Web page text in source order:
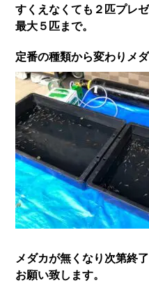
すくえなくても２匹プレゼ
最大５匹まで。
定番の種類から変わりメ
メダカが無くなり次第終
お願い致します。